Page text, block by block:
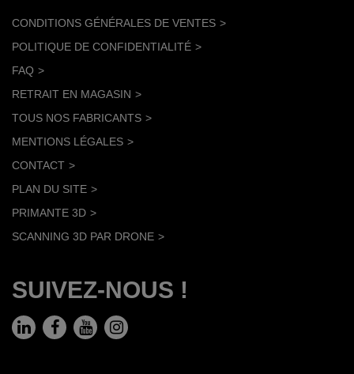
CONDITIONS GÉNÉRALES DE VENTES
POLITIQUE DE CONFIDENTIALITÉ
FAQ
RETRAIT EN MAGASIN
TOUS NOS FABRICANTS
MENTIONS LÉGALES
CONTACT
PLAN DU SITE
PRIMANTE 3D
SCANNING 3D PAR DRONE
SUIVEZ-NOUS !